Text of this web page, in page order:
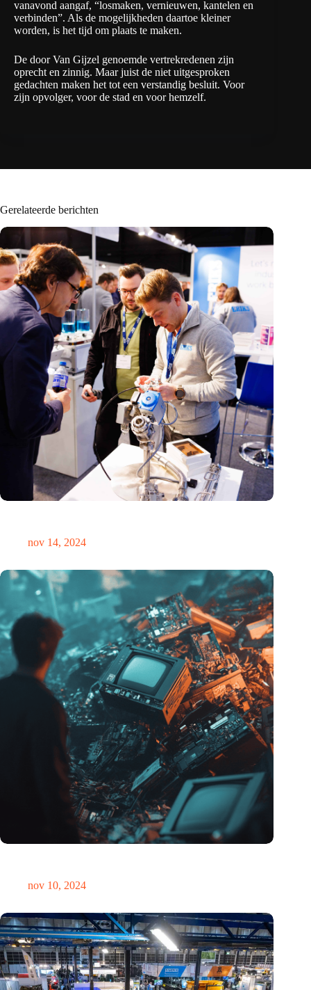
vanavond aangaf, “losmaken, vernieuwen, kantelen en
verbinden”. Als de mogelijkheden daartoe kleiner
worden, is het tijd om plaats te maken.
De door Van Gijzel genoemde vertrekredenen zijn
oprecht en zinnig. Maar juist de niet uitgesproken
gedachten maken het tot een verstandig besluit. Voor
zijn opvolger, voor de stad en voor hemzelf.
Gerelateerde berichten
nov 14, 2024
nov 10, 2024